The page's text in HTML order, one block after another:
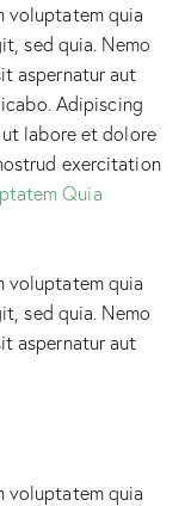
voluptatem quia
sed quia. Nemo
aspernatur aut
Adipiscing
labore et dolore
exercitation
Quia
voluptatem quia
sed quia. Nemo
aspernatur aut
voluptatem quia